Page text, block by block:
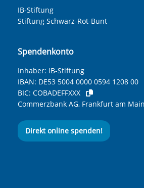
IB-Stiftung
Stiftung Schwarz-Rot-Bunt
Spendenkonto
Inhaber: IB-Stiftung
IBAN: DE53 5004 0000 0594 1208 00
BIC: COBADEFFXXX
Commerzbank AG, Frankfurt am Main
Direkt online spenden!